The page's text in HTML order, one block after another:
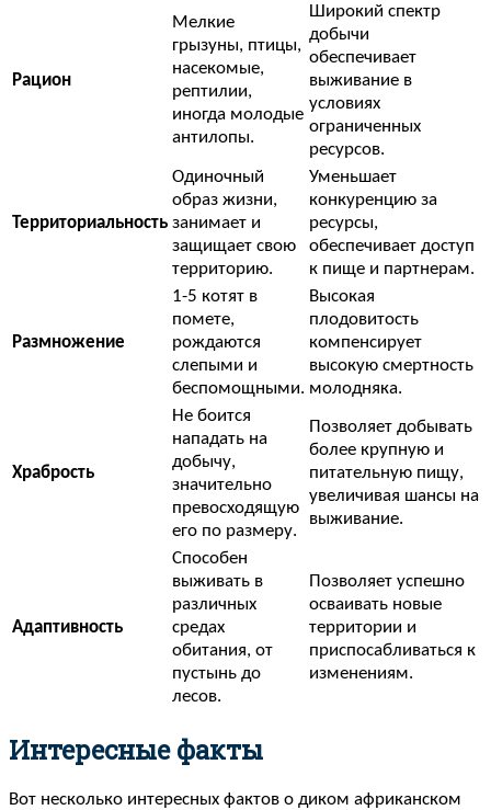
Рацион
Мелкие
грызуны, птицы,
насекомые,
рептилии,
иногда молодые
антилопы.
Широкий спектр
добычи
обеспечивает
выживание в
условиях
ограниченных
ресурсов.
Территориальность
Одиночный
образ жизни,
занимает и
защищает свою
территорию.
Уменьшает
конкуренцию за
ресурсы,
обеспечивает доступ
к пище и партнерам.
Размножение
1-5 котят в
помете,
рождаются
слепыми и
беспомощными.
Высокая
плодовитость
компенсирует
высокую смертность
молодняка.
Храбрость
Не боится
нападать на
добычу,
значительно
превосходящую
его по размеру.
Позволяет добывать
более крупную и
питательную пищу,
увеличивая шансы на
выживание.
Адаптивность
Способен
выживать в
различных
средах
обитания, от
пустынь до
лесов.
Позволяет успешно
осваивать новые
территории и
приспосабливаться к
изменениям.
Интересные факты
Вот несколько интересных фактов о диком африканском